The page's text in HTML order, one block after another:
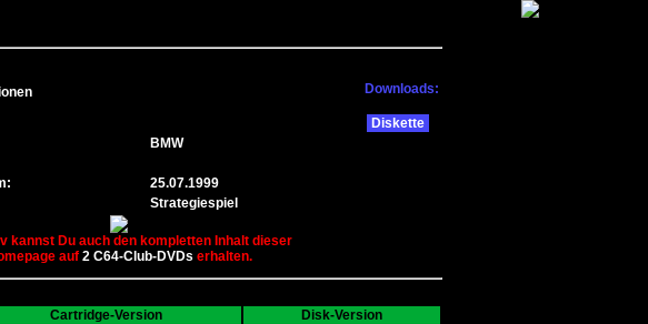
BMW
25.07.1999
Strategiespiel
kannst Du auch den kompletten Inhalt dieser
auf 2 C64-Club-DVDs erhalten.
Downloads:
Diskette
Cartridge-Version
Disk-Version